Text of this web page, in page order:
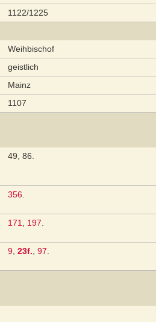
1122/1225
Weihbischof
geistlich
Mainz
1107
49, 86.
356
171 197
9 23f. 97